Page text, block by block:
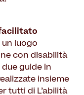
un luogo
con disabilità
guide in
insieme
tutti di L’abilità